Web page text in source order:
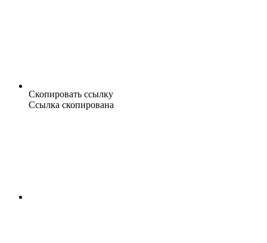
Скопировать ссылку
Ссылка скопирована